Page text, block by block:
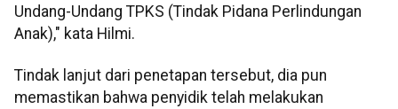
Undang-Undang TPKS (Tindak Pidana Perlindungan
Anak)," kata Hilmi.
Tindak lanjut dari penetapan tersebut, dia pun
memastikan bahwa penyidik telah melakukan